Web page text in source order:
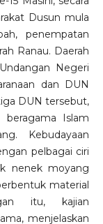
Dusun mula
penempatan
Ranau. Daerah
Negeri
dan DUN
DUN tersebut,
beragama Islam
Kebudayaan
pelbagai ciri
nenek moyang
material
itu, kajian
menjelaskan